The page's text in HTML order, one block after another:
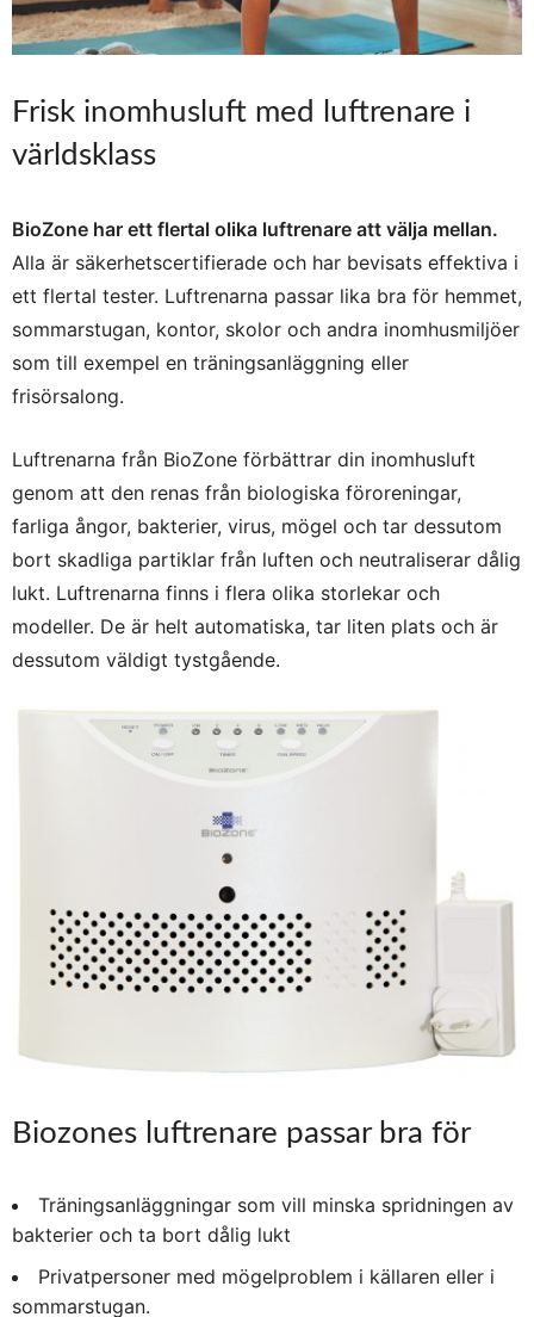
Frisk inomhusluft med luftrenare i
världsklass
BioZone har ett flertal olika luftrenare att välja mellan.
Alla är säkerhetscertifierade och har bevisats effektiva i
ett flertal tester. Luftrenarna passar lika bra för hemmet,
sommarstugan, kontor, skolor och andra inomhusmiljöer
som till exempel en träningsanläggning eller
frisörsalong.
Luftrenarna från BioZone förbättrar din inomhusluft
genom att den renas från biologiska föroreningar,
farliga ångor, bakterier, virus, mögel och tar dessutom
bort skadliga partiklar från luften och neutraliserar dålig
lukt. Luftrenarna finns i flera olika storlekar och
modeller. De är helt automatiska, tar liten plats och är
dessutom väldigt tystgående.
Biozones luftrenare passar bra för
Träningsanläggningar som vill minska spridningen av
bakterier och ta bort dålig lukt
Privatpersoner med mögelproblem i källaren eller i
sommarstugan.